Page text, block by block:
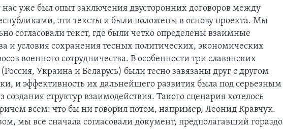
нас уже был опыт заключения двусторонних договоров между
эти тексты и были положены в основу проекта. Мы
согласовали текст, где были четко определены взаимные
и условия сохранения тесных политических, экономических
военного сотрудничества. В особенности три славянских
Украина и Беларусь) были тесно завязаны друг с другом
и эффективность их дальнейшего развития была под серьезным
создания структур взаимодействия. Такого сценария хотелось
всем: что бы ни говорил потом, например, Леонид Кравчук.
мы все сначала согласовали документ, предполагавший гораздо